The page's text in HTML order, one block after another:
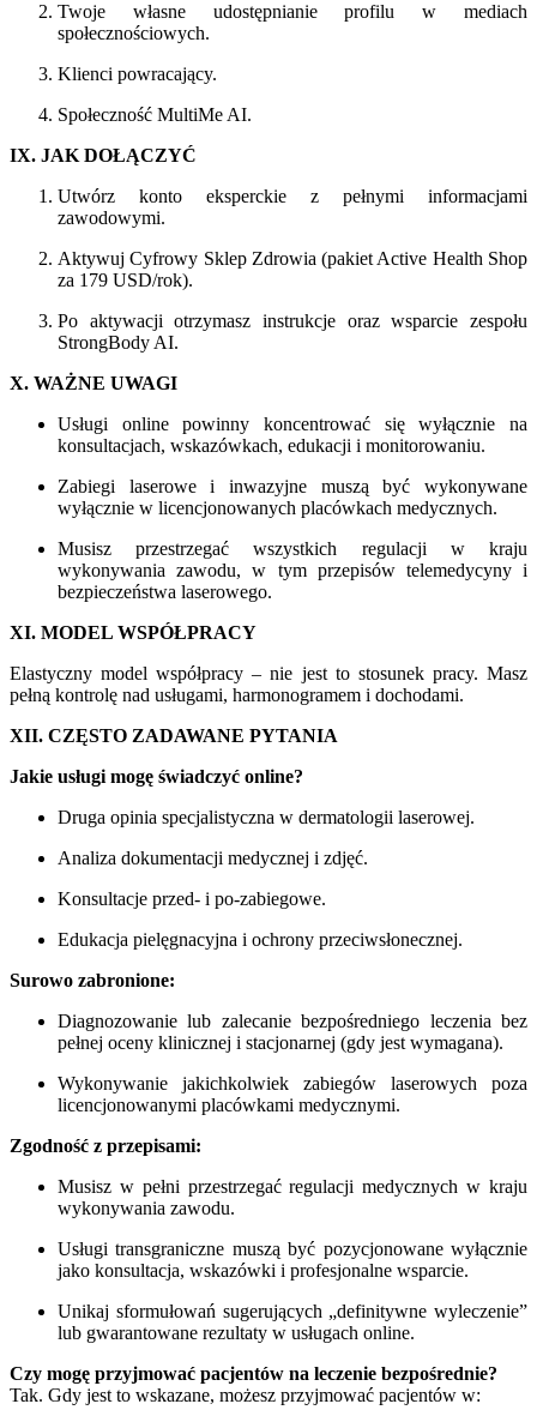
Twoje własne udostępnianie profilu w mediach
społecznościowych.
Klienci powracający.
Społeczność MultiMe AI.
IX. JAK DOŁĄCZYĆ
Utwórz konto eksperckie z pełnymi informacjami
zawodowymi.
Aktywuj Cyfrowy Sklep Zdrowia (pakiet Active Health Shop
za 179 USD/rok).
Po aktywacji otrzymasz instrukcje oraz wsparcie zespołu
StrongBody AI.
X. WAŻNE UWAGI
Usługi online powinny koncentrować się wyłącznie na
konsultacjach, wskazówkach, edukacji i monitorowaniu.
Zabiegi laserowe i inwazyjne muszą być wykonywane
wyłącznie w licencjonowanych placówkach medycznych.
Musisz przestrzegać wszystkich regulacji w kraju
wykonywania zawodu, w tym przepisów telemedycyny i
bezpieczeństwa laserowego.
XI. MODEL WSPÓŁPRACY
Elastyczny model współpracy – nie jest to stosunek pracy. Masz
pełną kontrolę nad usługami, harmonogramem i dochodami.
XII. CZĘSTO ZADAWANE PYTANIA
Jakie usługi mogę świadczyć online?
Druga opinia specjalistyczna w dermatologii laserowej.
Analiza dokumentacji medycznej i zdjęć.
Konsultacje przed- i po-zabiegowe.
Edukacja pielęgnacyjna i ochrony przeciwsłonecznej.
Surowo zabronione:
Diagnozowanie lub zalecanie bezpośredniego leczenia bez
pełnej oceny klinicznej i stacjonarnej (gdy jest wymagana).
Wykonywanie jakichkolwiek zabiegów laserowych poza
licencjonowanymi placówkami medycznymi.
Zgodność z przepisami:
Musisz w pełni przestrzegać regulacji medycznych w kraju
wykonywania zawodu.
Usługi transgraniczne muszą być pozycjonowane wyłącznie
jako konsultacja, wskazówki i profesjonalne wsparcie.
Unikaj sformułowań sugerujących „definitywne wyleczenie”
lub gwarantowane rezultaty w usługach online.
Czy mogę przyjmować pacjentów na leczenie bezpośrednie?
Tak. Gdy jest to wskazane, możesz przyjmować pacjentów w: